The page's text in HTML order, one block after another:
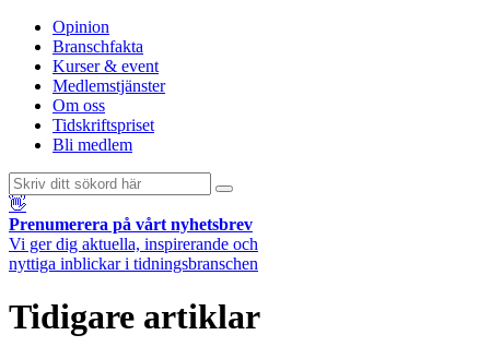
Opinion
Branschfakta
Kurser & event
Medlemstjänster
Om oss
Tidskriftspriset
Bli medlem
👋
Prenumerera på vårt nyhetsbrev
Vi ger dig aktuella, inspirerande och
nyttiga inblickar i tidningsbranschen
Tidigare artiklar